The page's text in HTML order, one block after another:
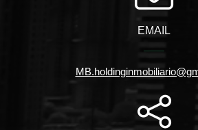
EMAIL